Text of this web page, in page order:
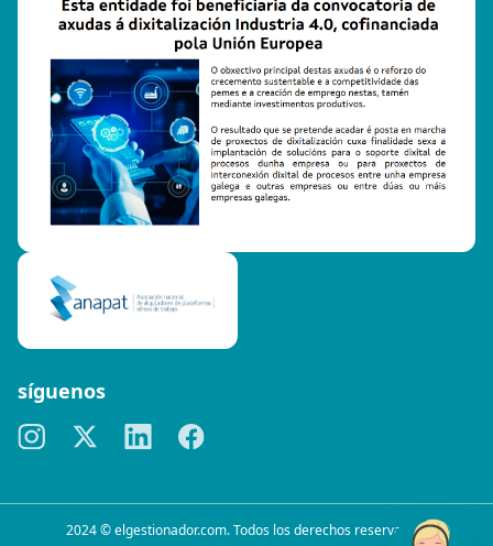
síguenos
2024 © elgestionador.com. Todos los derechos reservados.